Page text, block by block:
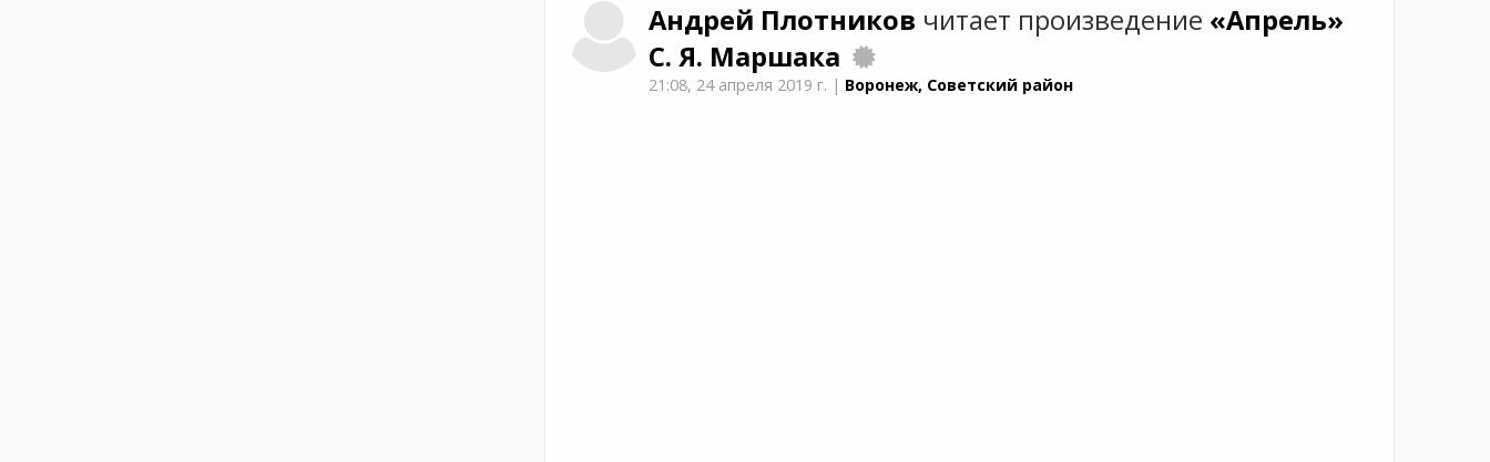
Андрей Плотников читает произведение «Апрель»
С. Я. Маршака
21:08, 24 апреля 2019 г. | Воронеж, Советский район